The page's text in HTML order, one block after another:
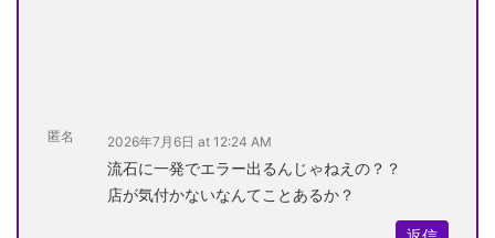
匿名 2026年7月6日 at 12:24 AM
流石に一発でエラー出るんじゃねえの？？
店が気付かないなんてことあるか？